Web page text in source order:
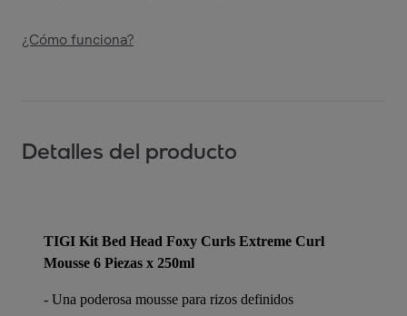
¿Cómo funciona?
Detalles del producto
TIGI Kit Bed Head Foxy Curls Extreme Curl
Mousse 6 Piezas x 250ml
- Una poderosa mousse para rizos definidos